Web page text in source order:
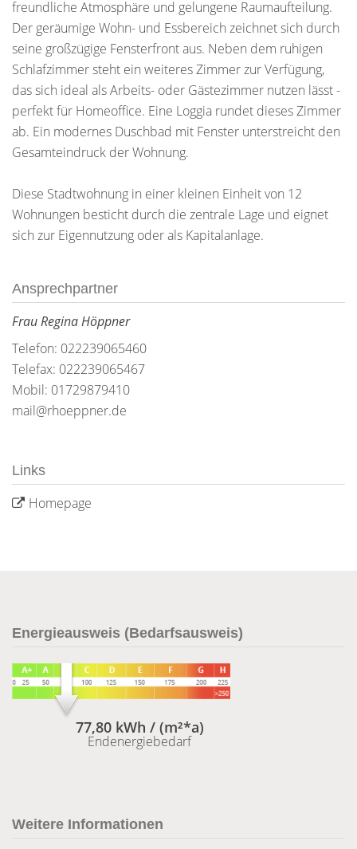
freundliche Atmosphäre und gelungene Raumaufteilung.
Der geräumige Wohn- und Essbereich zeichnet sich durch
seine großzügige Fensterfront aus. Neben dem ruhigen
Schlafzimmer steht ein weiteres Zimmer zur Verfügung,
das sich ideal als Arbeits- oder Gästezimmer nutzen lässt -
perfekt für Homeoffice. Eine Loggia rundet dieses Zimmer
ab. Ein modernes Duschbad mit Fenster unterstreicht den
Gesamteindruck der Wohnung.
Diese Stadtwohnung in einer kleinen Einheit von 12
Wohnungen besticht durch die zentrale Lage und eignet
sich zur Eigennutzung oder als Kapitalanlage.
Ansprechpartner
Frau Regina Höppner
Telefon: 022239065460
Telefax: 022239065467
Mobil: 01729879410
mail@rhoeppner.de
Links
Homepage
Energieausweis (Bedarfsausweis)
77,80 kWh / (m²*a)
Endenergiebedarf
Weitere Informationen